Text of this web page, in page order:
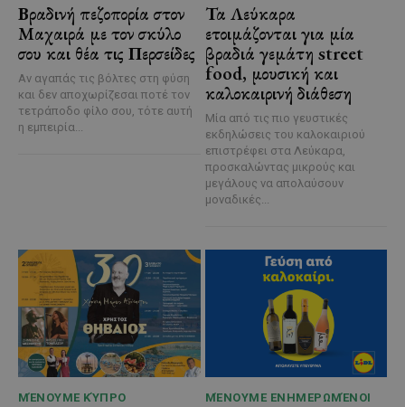
Βραδινή πεζοπορία στον
Μαχαιρά με τον σκύλο
σου και θέα τις Περσείδες
Αν αγαπάς τις βόλτες στη φύση
και δεν αποχωρίζεσαι ποτέ τον
τετράποδο φίλο σου, τότε αυτή
η εμπειρία...
Τα Λεύκαρα
ετοιμάζονται για μία
βραδιά γεμάτη street
food, μουσική και
καλοκαιρινή διάθεση
Μία από τις πιο γευστικές
εκδηλώσεις του καλοκαιριού
επιστρέφει στα Λεύκαρα,
προσκαλώντας μικρούς και
μεγάλους να απολαύσουν
μοναδικές...
ΜΈΝΟΥΜΕ ΚΎΠΡΟ ΜΈΝΟΥΜΕ ΕΝΗΜΕΡΩΜΈΝΟΙ